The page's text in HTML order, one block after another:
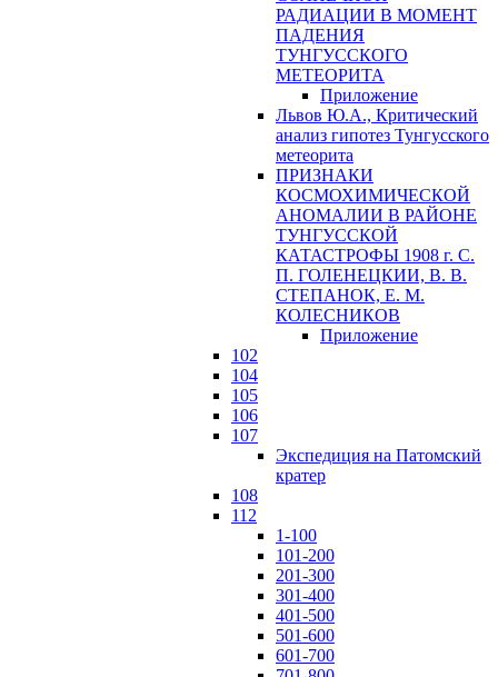
РАДИАЦИИ В МОМЕНТ
ПАДЕНИЯ
ТУНГУССКОГО
MЕТЕОРИТА
Приложение
Львов Ю.A., Критический
анализ гипотез Тунгусского
метеорита
ПРИЗНАКИ
КОСМОХИМИЧЕСКОЙ
АНОМАЛИИ В РАЙОНЕ
ТУНГУССКОЙ
КАТАСТРОФЫ 1908 г. С.
П. ГОЛЕНЕЦКИИ, В. В.
СТЕПАНОК, Е. М.
КОЛЕСНИКОВ
Приложение
102
104
105
106
107
Экспедиция на Патомский
кратер
108
112
1-100
101-200
201-300
301-400
401-500
501-600
601-700